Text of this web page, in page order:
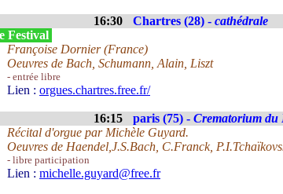
16:30 Chartres (28) - cathédrale
Festival
Françoise Dornier (France)
Oeuvres de Bach, Schumann, Alain, Liszt
- entrée libre
Lien : orgues.chartres.free.fr/
16:15 paris (75) - Crematorium du
Récital d'orgue par Michèle Guyard.
Oeuvres de Haendel,J.S.Bach, C.Franck,
- libre participation
Lien : michelle.guyard@free.fr